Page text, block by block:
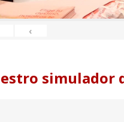
‹
simulador